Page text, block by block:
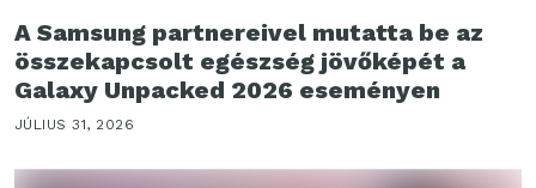
A Samsung partnereivel mutatta be az
összekapcsolt egészség jövőképét a
Galaxy Unpacked 2026 eseményen
JÚLIUS 31, 2026